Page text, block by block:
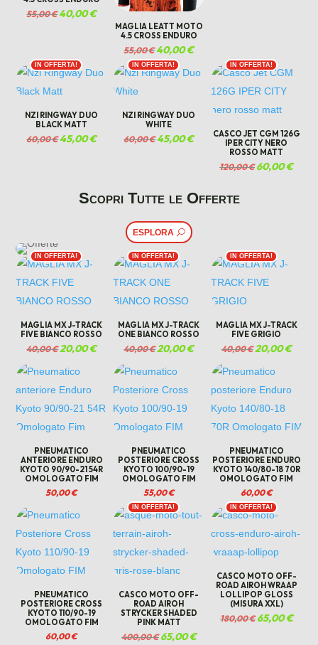
55,00€Il
55,00 €.
40,00€Il
prezzo
attuale
40,00 €.
MAGLIA LEATT MOTO
4.5 CROSS ENDURO
55,00€Il
prezzo
originale
40,00€Il
attuale
40,00 €.
IN OFFERTA!
NZI RINGWAY DUO
BLACK MATT
60,00€Il
45,00€Il
IN OFFERTA!
NZI RINGWAY DUO
WHITE
60,00€Il
45,00€Il
IN OFFERTA!
CASCO JET CGM 126G
IPER CITY NERO
ROSSO MATT
120,00€Il
60,00€Il
Scopri Tutte le Offerte
ESPLORA
IN OFFERTA!
MAGLIA MX J-TRACK
FIVE BIANCO ROSSO
40,00€Il
originale
40,00 €.
20,00€Il
attuale
20,00 €.
IN OFFERTA!
MAGLIA MX J-TRACK
ONE BIANCO ROSSO
40,00€Il
originale
40,00 €.
20,00€Il
attuale
20,00 €.
IN OFFERTA!
MAGLIA MX J-TRACK
FIVE GRIGIO
40,00€Il
originale
40,00 €.
20,00€Il
20,00
PNEUMATICO
ANTERIORE ENDURO
KYOTO 90/90-21 54R
OMOLOGATO FIM
50,00€
PNEUMATICO
POSTERIORE CROSS
KYOTO 100/90-19
OMOLOGATO FIM
55,00€
PNEUMATICO
POSTERIORE ENDURO
KYOTO 140/80-18 70R
OMOLOGATO FIM
60,00€
PNEUMATICO
POSTERIORE CROSS
KYOTO 110/90-19
OMOLOGATO FIM
60,00€
IN OFFERTA!
CASCO MOTO OFF-
ROAD AIROH
STRYCKER SHADED
PINK MATT
400,00€Il65,00€Il
IN OFFERTA!
CASCO MOTO OFF-
ROAD AIROH WRAAP
LOLLIPOP GLOSS
(MISURA XXL)
180,00€Il65,00€Il